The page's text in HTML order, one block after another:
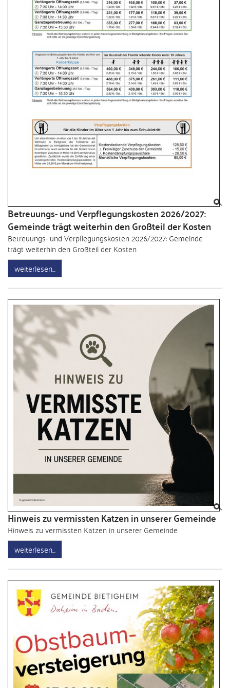
Betreuungs- und Verpflegungskosten 2026/2027:
Gemeinde trägt weiterhin den Großteil der Kosten
Betreuungs- und Verpflegungskosten 2026/2027: Gemeinde
trägt weiterhin den Großteil der Kosten
weiterlesen
Hinweis zu vermissten Katzen in unserer Gemeinde
Hinweis zu vermissten Katzen in unserer Gemeinde
weiterlesen